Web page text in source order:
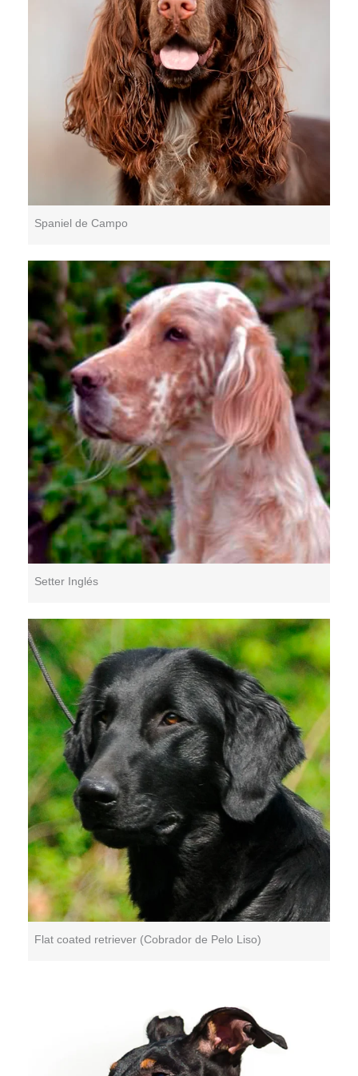
Spaniel de Campo
Setter Inglés
Flat coated retriever (Cobrador de Pelo Liso)